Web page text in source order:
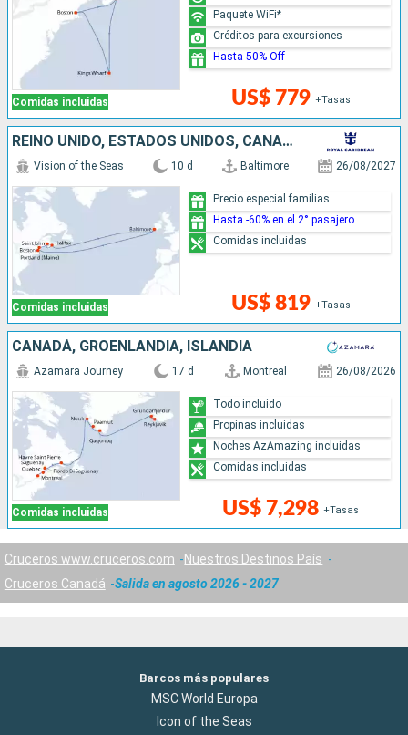
Comidas incluidas US$ 779 +Tasas
Paquete WiFi*
Créditos para excursiones
Hasta 50% Off
REINO UNIDO, ESTADOS UNIDOS, CANADÁ
Comidas incluidas
Vision of the Seas 10 d Baltimore 26/08/2027
US$ 819 +Tasas
Precio especial familias
Hasta -60% en el 2° pasajero
Comidas incluidas
CANADÁ, GROENLANDIA, ISLANDIA
Comidas incluidas
Azamara Journey 17 d Montreal 26/08/2026
US$ 7,298 +Tasas
Todo incluido
Propinas incluidas
Noches AzAmazing incluidas
Comidas incluidas
Cruceros www.cruceros.com
Nuestros Destinos País
Cruceros Canadá
Salida en agosto 2026 - 2027
Barcos más populares
MSC World Europa
Icon of the Seas